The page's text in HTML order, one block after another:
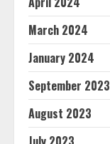
March 2024
January 2024
September 2023
August 2023